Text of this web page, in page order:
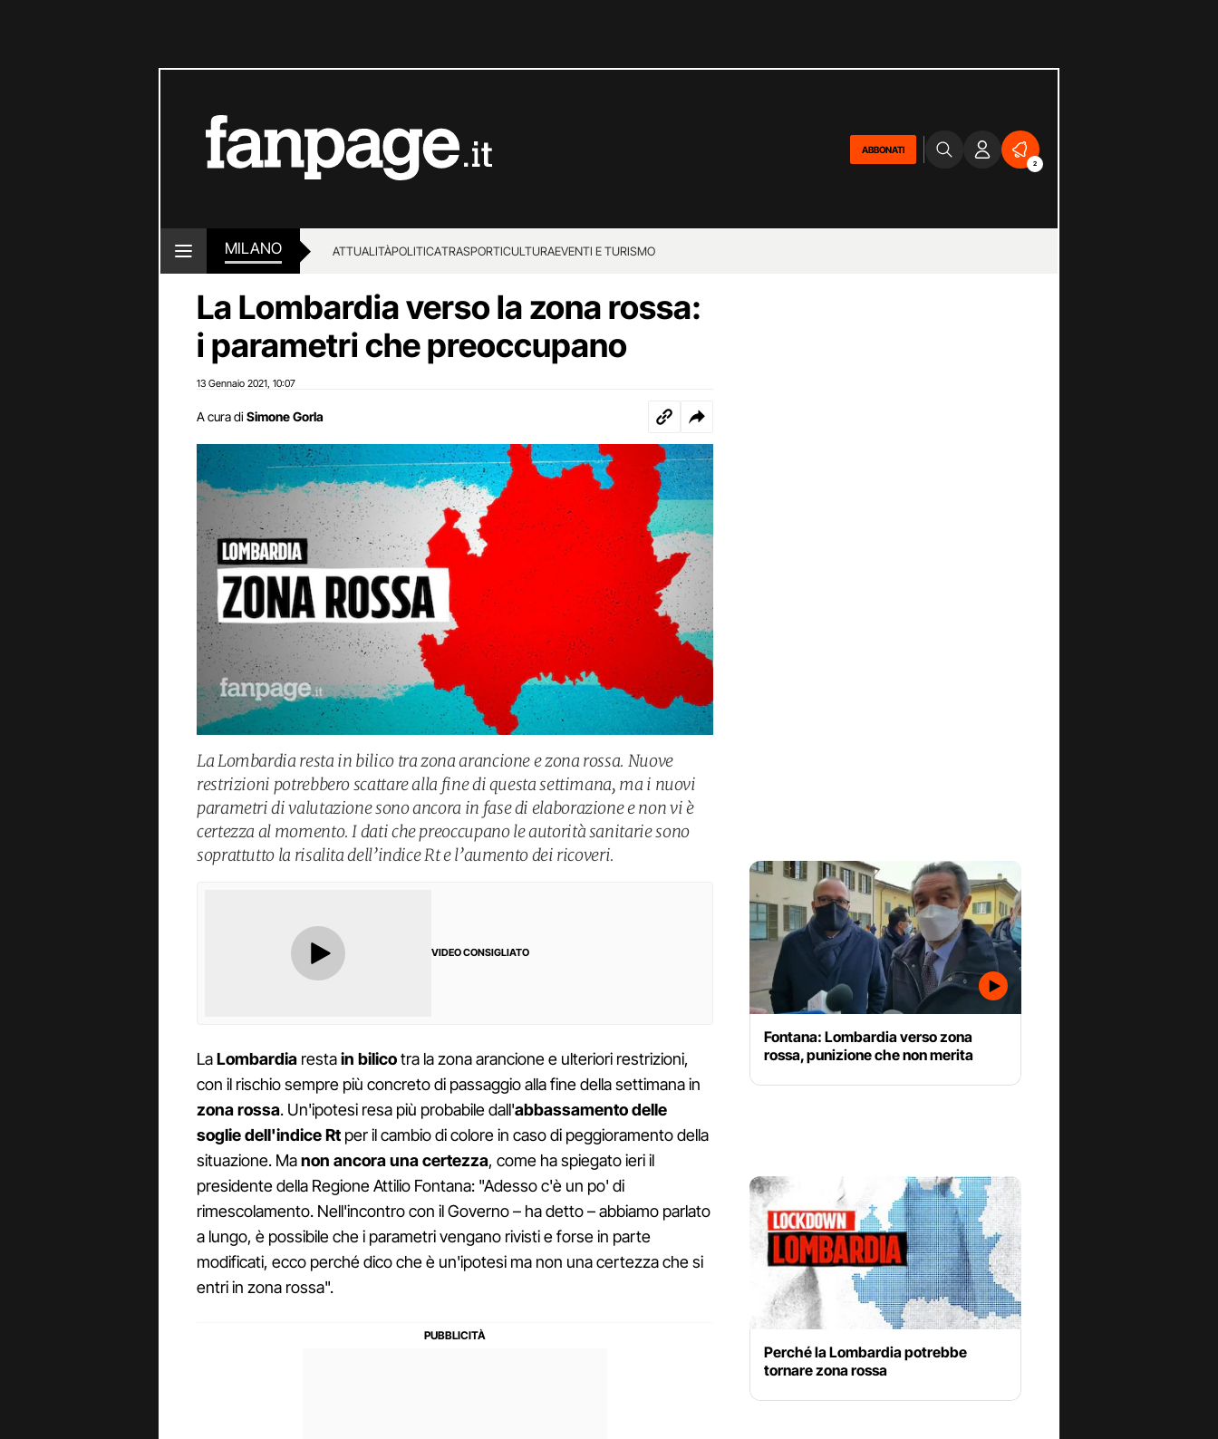
ABBONATI
2
MILANO ATTUALITÀPOLITICATRASPORTICULTURAEVENTI E TURISMO
La Lombardia verso la zona rossa:
i parametri che preoccupano
13 Gennaio 2021 10:07
A cura di Simone Gorla
La Lombardia resta in bilico tra zona arancione e zona rossa. Nuove
restrizioni potrebbero scattare alla fine di questa settimana, ma i nuovi
parametri di valutazione sono ancora in fase di elaborazione e non vi è
certezza al momento. I dati che preoccupano le autorità sanitarie sono
soprattutto la risalita dell’indice Rt e l’aumento dei ricoveri.
VIDEO CONSIGLIATO
LaLombardia restain bilicotra la zona arancione e ulteriori restrizioni,
con il rischio sempre più concreto di passaggio alla fine della settimana in
zona rossa. Un'ipotesi resa più probabile dall'abbassamento delle
soglie dell'indice Rt per il cambio di colore in caso di peggioramento della
situazione. Manon ancora una certezza, come ha spiegato ieri il
presidente della Regione Attilio Fontana: "Adesso c'è un po' di
rimescolamento. Nell'incontro con il Governo – ha detto – abbiamo parlato
a lungo, è possibile che i parametri vengano rivisti e forse in parte
modificati, ecco perché dico che è un'ipotesi ma non una certezza che si
entri in zona rossa".
Fontana: Lombardia verso zona
rossa, punizione che non merita
Perché la Lombardia potrebbe
tornare zona rossa